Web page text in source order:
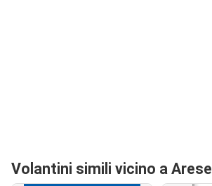
Volantini simili vicino a Arese